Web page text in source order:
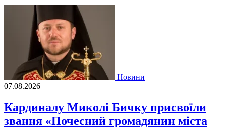
Новини
07.08.2026
Кардиналу Миколі Бичку присвоїли
звання «Почесний громадянин міста